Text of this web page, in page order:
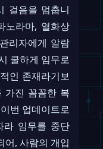
걸음을 멈춥니
노라마, 열화상
리자에게 알람
쿨하게 임무로
인 존재라기보
가진 꼼꼼한 복
번 업데이트로
라 임무를 중단
어, 사람의 개입